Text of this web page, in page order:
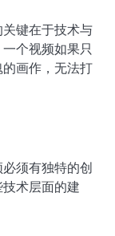
键在于技术与
个视频如果只
画作，无法打
须有独特的创
术层面的建